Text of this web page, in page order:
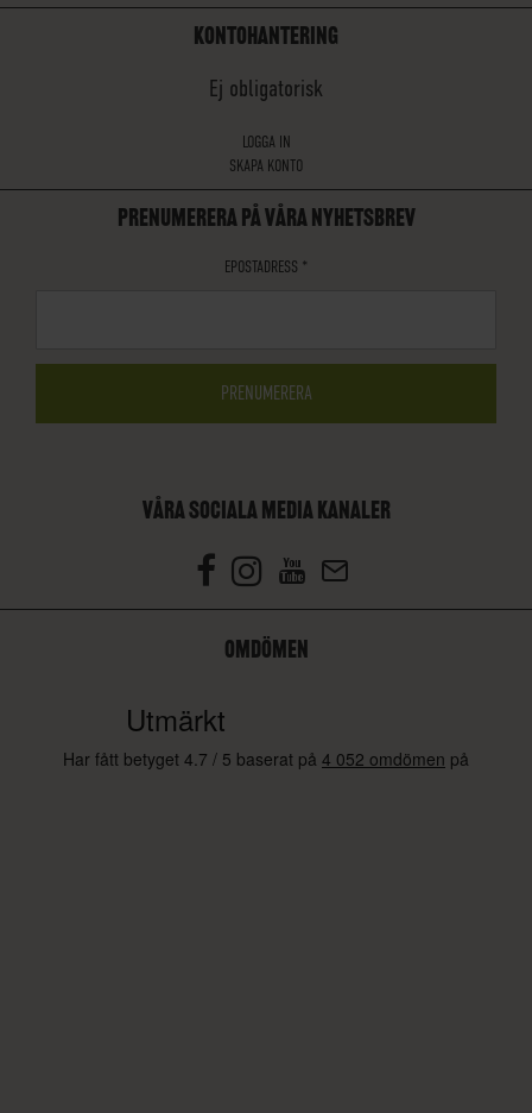
KONTOHANTERING
Ej obligatorisk
LOGGA IN
SKAPA KONTO
PRENUMERERA PÅ VÅRA NYHETSBREV
EPOSTADRESS *
VÅRA SOCIALA MEDIA KANALER
OMDÖMEN